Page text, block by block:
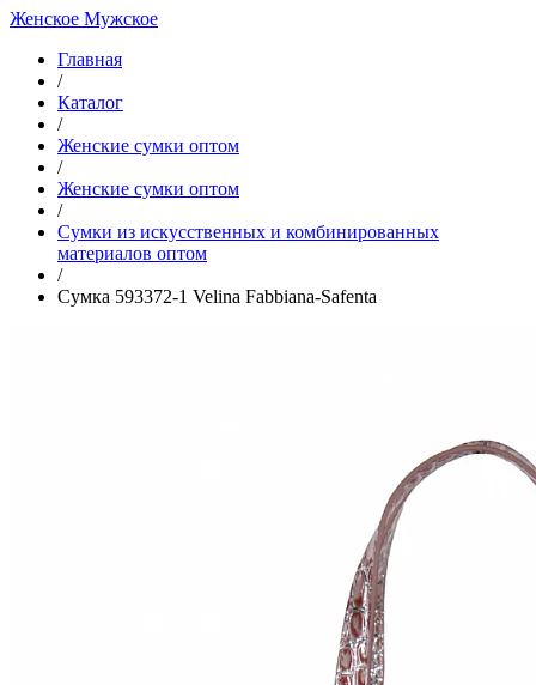
Женское Мужское
Главная
/
Каталог
/
Женские сумки оптом
/
Женские сумки оптом
/
Cумки из искусственных и комбинированных
материалов оптом
/
Сумка 593372-1 Velina Fabbiana-Safenta